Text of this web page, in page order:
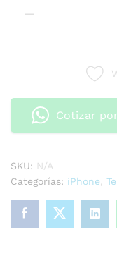
Cotizar
SKU: N/A
Categorías: iPhone